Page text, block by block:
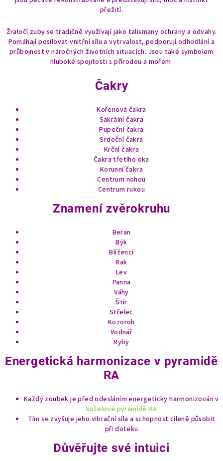
d
c
í
p
r
k
v
ý
p
i
s
u
přežití.
Žraločí zuby se tradičně využívají jako talismany ochrany a odvahy.
Pomáhají posilovat vnitřní sílu a vytrvalost, podporují odhodlání a
průbojnost v náročných životních situacích. Jsou také symbolem
hluboké spojitosti s přírodou a mořem.
Čakry
Kořenová čakra
Sakrální čakra
Pupeční čakra
Srdeční čakra
Krční čakra
Čakra třetího oka
Korunní čakra
Centrum nohou
Centrum rukou
Znamení zvěrokruhu
Beran
Býk
Blíženci
Rak
Lev
Panna
Váhy
Štír
Střelec
Kozoroh
Vodnář
Ryby
Energetická harmonizace v pyramidě
RA
Každý zoubek je před odesláním energeticky harmonizován v
kuželové pyramidě RA
Tím se zvyšuje jeho vibrační síla a schopnost cíleně působit
při doteku
Důvěřujte své intuici